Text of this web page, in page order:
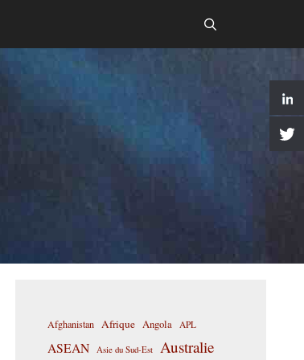
Afghanistan Afrique Angola APL
ASEAN Asie du Sud-Est Australie